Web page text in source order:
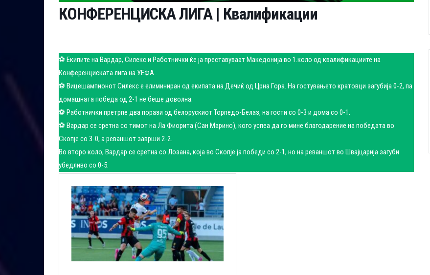
КОНФЕРЕНЦИСКА ЛИГА | Квалификации
⚽ Екипите на Вардар, Силекс и Работнички ќе ја преставуваат Македонија во 1.коло од квалификациите на
Конференциската лига на УЕФА .
⚽ Вицешампионот Силекс е елиминиран од екипата на Дечиќ од Црна Гора. На гостувањето кратовци загубија 0-2, па
домашната победа од 2-1 не беше доволна.
⚽ Работнички претрпе два порази од белорускиот Торпедо-Белаз, на гости со 0-3 и дома со 0-1.
⚽ Вардар се сретна со тимот на Ла Фиорита (Сан Марино), кого успеа да го мине благодарение на победата во
Скопје со 3-0, а реваншот заврши 2-2.
Во второ коло, Вардар се сретна со Лозана, која во Скопје ја победи со 2-1, но на реваншот во Швајцарија загуби
убедливо со 0-5.